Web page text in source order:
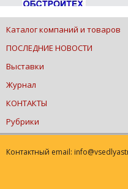
Каталог компаний и товаров
ПОСЛЕДНИЕ НОВОСТИ
Выставки
Журнал
КОНТАКТЫ
Рубрики
Контактный email: